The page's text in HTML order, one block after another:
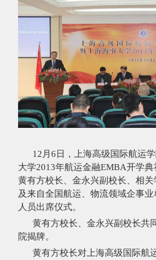
12月6日，上海高级国际航运学
大学2013年航运金融EMBA开学典
黄有方校长、金永兴副校长、相
及来自全国航运、物流领域企事
人员出席仪式。
黄有方校长、金永兴副校长共
院揭牌。
黄有方校长对上海高级国际航